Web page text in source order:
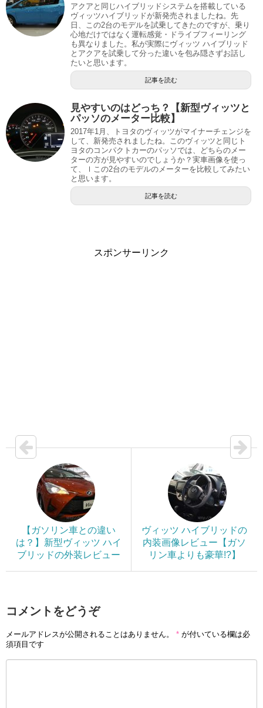
アクアと同じハイブリッドシステムを搭載している
ヴィッツハイブリッドが新発売されましたね。先
日、この2台のモデルを試乗してきたのですが、乗り
心地だけではなく運転感覚・ドライブフィーリング
も異なりました。私が実際にヴィッツ ハイブリッド
とアクアを試乗して分った違いを包み隠さずお話し
たいと思います。
記事を読む
見やすいのはどっち？【新型ヴィッツと
パッソのメーター比較】
2017年1月、トヨタのヴィッツがマイナーチェンジを
して、新発売されましたね。このヴィッツと同じト
ヨタのコンパクトカーのパッソでは、どちらのメー
ターの方が見やすいのでしょうか？実車画像を使っ
て、ｌこの2台のモデルのメーターを比較してみたい
と思います。
記事を読む
スポンサーリンク
【ガソリン車との違い
は？】新型ヴィッツ ハイ
ブリッドの外装レビュー
ヴィッツ ハイブリッドの
内装画像レビュー【ガソ
リン車よりも豪華!?】
コメントをどうぞ
メールアドレスが公開されることはありません。 * が付いている欄は必
須項目です